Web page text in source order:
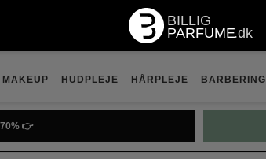
MAKEUP HUDPLEJE HÅRPLEJE BARBERING
70% 👉